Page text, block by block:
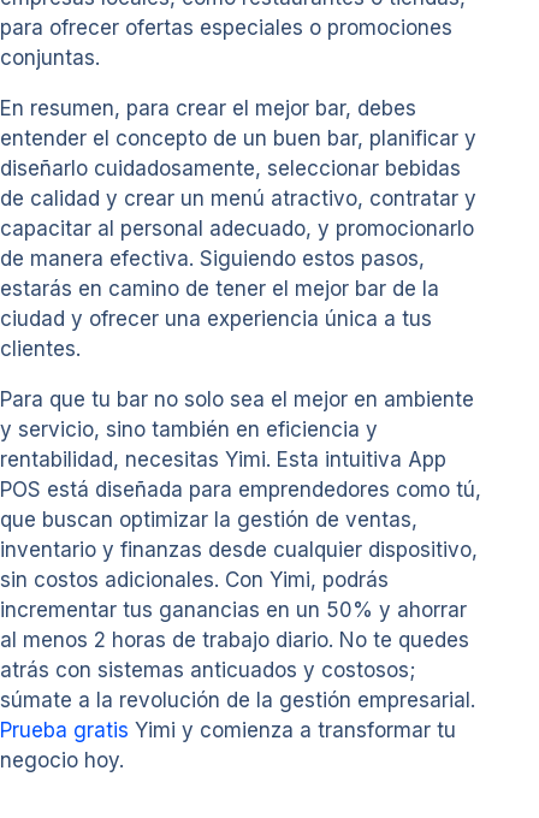
para ofrecer ofertas especiales o promociones
conjuntas.
En resumen, para crear el mejor bar, debes
entender el concepto de un buen bar, planificar y
diseñarlo cuidadosamente, seleccionar bebidas
de calidad y crear un menú atractivo, contratar y
capacitar al personal adecuado, y promocionarlo
de manera efectiva. Siguiendo estos pasos,
estarás en camino de tener el mejor bar de la
ciudad y ofrecer una experiencia única a tus
clientes.
Para que tu bar no solo sea el mejor en ambiente
y servicio, sino también en eficiencia y
rentabilidad, necesitas Yimi. Esta intuitiva App
POS está diseñada para emprendedores como tú,
que buscan optimizar la gestión de ventas,
inventario y finanzas desde cualquier dispositivo,
sin costos adicionales. Con Yimi, podrás
incrementar tus ganancias en un 50% y ahorrar
al menos 2 horas de trabajo diario. No te quedes
atrás con sistemas anticuados y costosos;
súmate a la revolución de la gestión empresarial.
Prueba gratis Yimi y comienza a transformar tu
negocio hoy.